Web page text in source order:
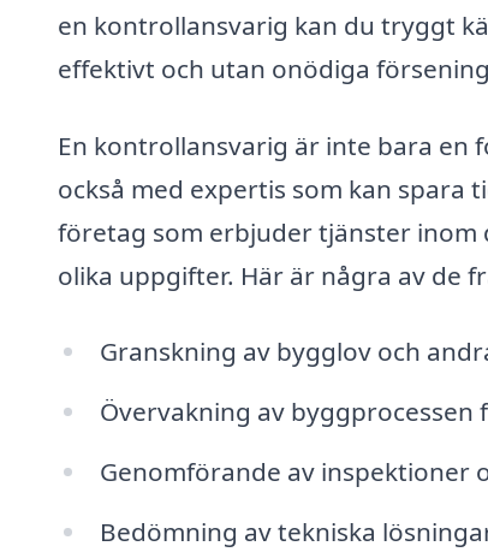
en kontrollansvarig kan du tryggt
effektivt och utan onödiga
En kontrollansvarig är inte bara en
också med expertis som kan spara
företag som erbjuder tjänster inom
olika uppgifter. Här är några av de
Granskning av bygglov och
Övervakning av
Genomförande av inspektioner
Bedömning av tekniska